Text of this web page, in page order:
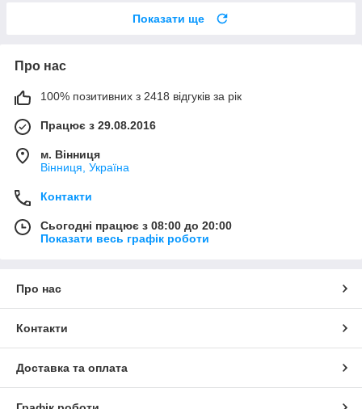
Показати ще
Про нас
100% позитивних з 2418 відгуків за рік
Працює з 29.08.2016
м. Вінниця
Вінниця, Україна
Контакти
Сьогодні працює з 08:00 до 20:00
Показати весь графік роботи
Про нас
Контакти
Доставка та оплата